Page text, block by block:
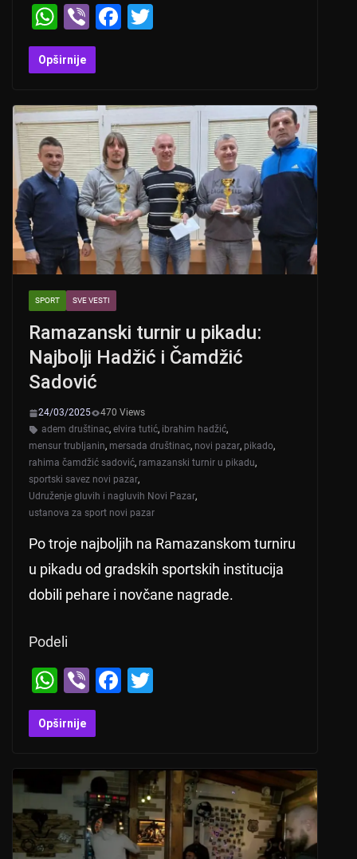
W
h
at
A
p
p
Vi
b
er
F
b
o
o
k
Opširnije
SPORT SVE VESTI
Ramazanski turnir u pikadu:
Najbolji Hadžić i Čamdžić
Sadović
24/03/2025
470 Views
adem društinac, elvira tutić, ibrahim hadžić,
mensur trubljanin, mersada društinac, novi pazar, pikado,
rahima čamdžić sadović, ramazanski turnir u pikadu,
sportski savez novi pazar,
Udruženje gluvih i nagluvih Novi Pazar,
ustanova za sport novi pazar
Po troje najboljih na Ramazanskom turniru
u pikadu od gradskih sportskih institucija
dobili pehare i novčane nagrade.
Podeli
W
h
at
A
p
p
Vi
b
er
F
b
o
o
Opširnije